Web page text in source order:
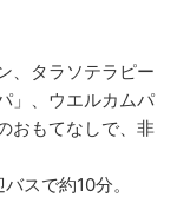
、タラソテラピー
」、ウエルカムパ
おもてなしで、非
スで約10分。